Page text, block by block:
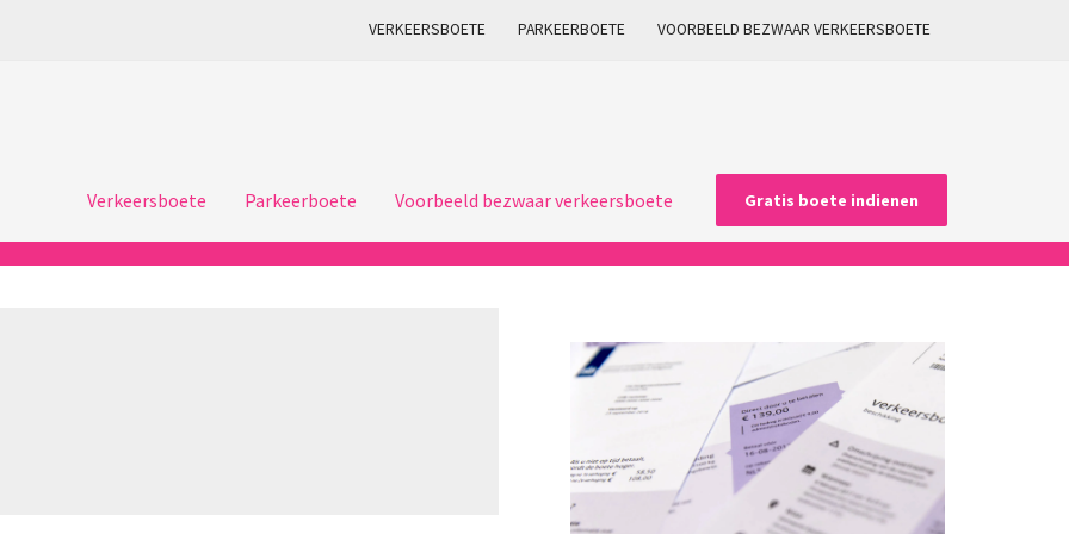
VERKEERSBOETE PARKEERBOETE VOORBEELD BEZWAAR VERKEERSBOETE
Verkeersboete Parkeerboete Voorbeeld bezwaar verkeersboete Gratis boete indienen